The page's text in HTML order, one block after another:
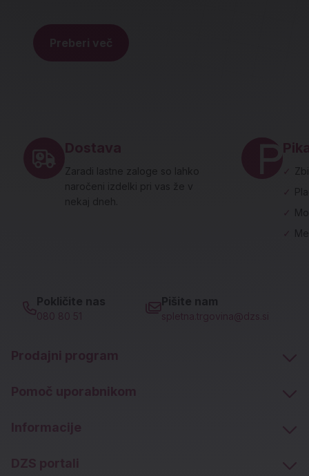
Preberi več
Dostava
Zaradi lastne zaloge so lahko
naročeni izdelki pri vas že v
nekaj dneh.
✓
✓
Pokličite nas
080 80 51
Pišite nam
spletna.trgovina@dzs.si
Prodajni program
Pomoč uporabnikom
Informacije
DZS portali